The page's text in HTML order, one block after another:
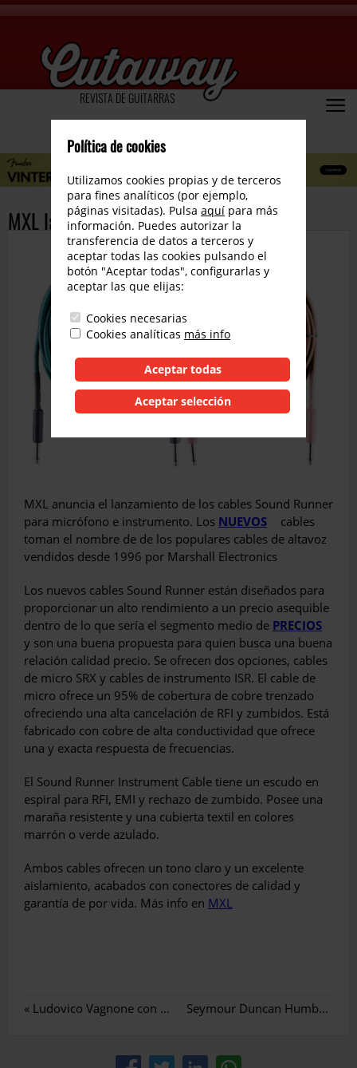
REVISTA DE GUITARRAS
MXL lanza el Sound Runner
MXL anuncia el lanzamiento de los cables Sound Runner
para micrófono e instrumento. Los NUEVOS
cables
toman el nombre de de los populares cables de altavoz
vendidos desde 1996 por Marshall Electronics
Los nuevos cables Sound Runner están diseñados para
proporcionar un alto rendimiento a un precio asequible
dentro de lo que sería el segmento medio de PRECIOS
y son una buena propuesta para quien busca una buena
relación calidad precio. Se ofrecen dos opciones, cables
de micro SRX y cables de instrumento ISR. El cable de
micro ofrece un 95% de cobertura de cobre trenzado
ofreciendo una alta cancelación de RFI y zumbidos. Está
fabricado con cobre de alta conductividad que ofrece
una y exacta respuesta de frecuencias.
El Sound Runner Instrument Cable tiene un escudo en
espiral para RFI, EMI y rechazo de zumbido. Posee una
maraña resistente y una cubierta textil en colores
marrón o verde azulado.
Ambos cables ofrecen un tono claro y un excelente
aislamiento, acabados con conectores de calidad y
garantía de por vida. Más info en MXL
« Ludovico Vagnone con Bigtone Custom Amplification Seymour Duncan Humbucker Under P90 Soapbar
Política de cookies
Utilizamos cookies propias y de terceros
para fines analíticos (por ejemplo,
páginas visitadas). Pulsa aquí para más
información. Puedes autorizar la
transferencia de datos a terceros y
aceptar todas las cookies pulsando el
botón "Aceptar todas", configurarlas y
aceptar las que elijas:
Cookies necesarias
Cookies analíticas más info
Aceptar todas
Aceptar selección